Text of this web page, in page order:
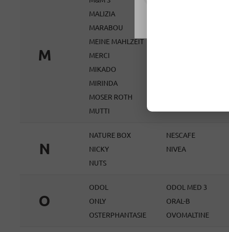
M
MALIZIA
MARABOU
MEINE MAHLZEIT
MERCI
MIKADO
MIRINDA
MOSER ROTH
MUTTI
N
NATURE BOX NESCAFE
NICKY
NIVEA
NUTS
O
ODOL ODOL MED 3
ONLY
ORAL-B
OSTERPHANTASIE
OVOMALTINE